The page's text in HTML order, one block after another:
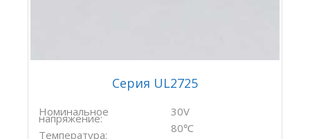
Серия UL2725
Номинальное
напряжение:
Температура:
30V
80℃